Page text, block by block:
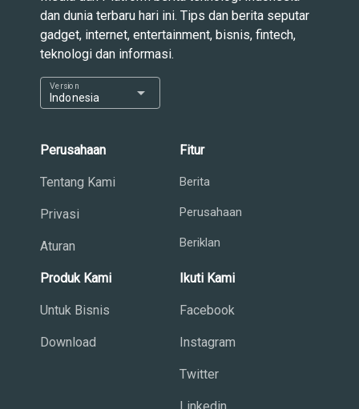
dan dunia terbaru hari ini. Tips dan berita seputar
gadget, internet, entertainment, bisnis, fintech,
teknologi dan informasi.
Indonesia
Version arrow_drop_down
Perusahaan
Tentang Kami
Privasi
Aturan
Fitur
Berita
Perusahaan
Beriklan
Produk Kami
Untuk Bisnis
Download
Ikuti Kami
Facebook
Instagram
Twitter